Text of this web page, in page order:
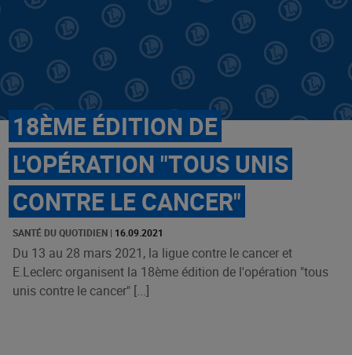
18ÈME ÉDITION DE
L'OPÉRATION "TOUS UNIS
CONTRE LE CANCER"
SANTÉ DU QUOTIDIEN | 16.09.2021
Du 13 au 28 mars 2021, la ligue contre le cancer et
E.Leclerc organisent la 18ème édition de l'opération "tous
unis contre le cancer" [...]